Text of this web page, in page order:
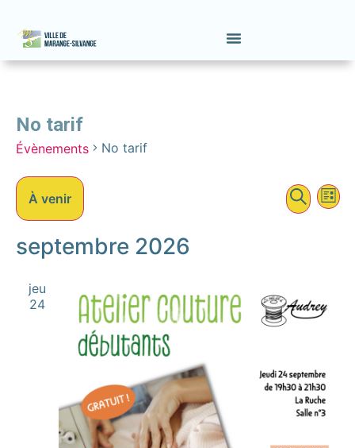
No tarif
Évènements No tarif
et
vues
Liste
À venir
une
date.
septembre 2026
jeu
24